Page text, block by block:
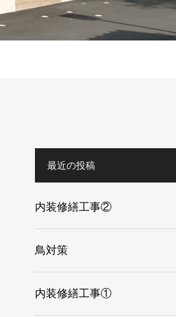
最近の投稿
内装修繕工事②
鳥対策
内装修繕工事①